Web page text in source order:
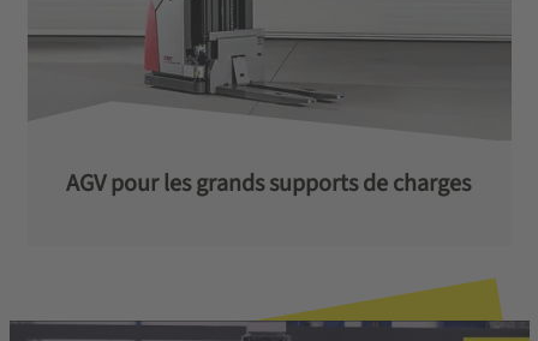
AGV pour les grands supports de charges